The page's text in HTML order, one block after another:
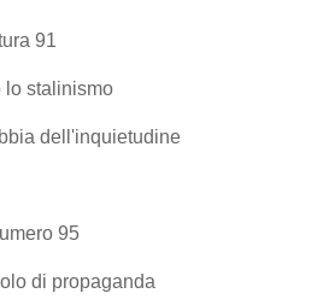
91
lo stalinismo
dell'inquietudine
95
di propaganda